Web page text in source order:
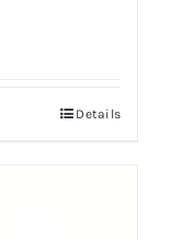
Details